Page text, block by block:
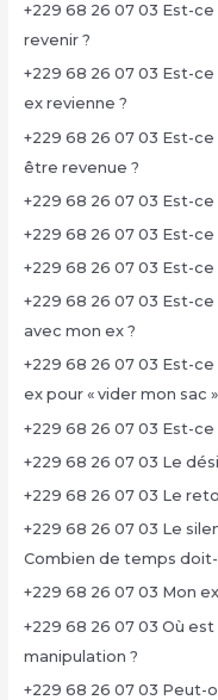
+229 68 26 07 03 Est-
revenir ?
+229 68 26 07 03 Est-
ex revienne ?
+229 68 26 07 03 Est-
être revenue ?
+229 68 26 07 03 Est-
+229 68 26 07 03 Est-
+229 68 26 07 03 Est-
+229 68 26 07 03 Est-
avec mon ex ?
+229 68 26 07 03 Est-
ex pour « vider mon sac »
+229 68 26 07 03 Est-
+229 68 26 07 03 Le
+229 68 26 07 03 Le
+229 68 26 07 03 Le
Combien de temps doit-
+229 68 26 07 03 Mon
+229 68 26 07 03 Où
manipulation ?
+229 68 26 07 03 Peut-